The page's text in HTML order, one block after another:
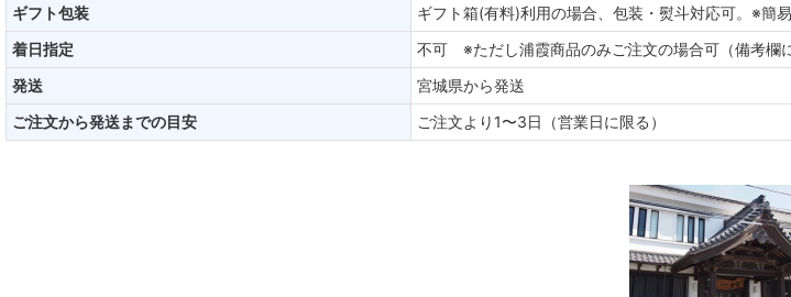
ギフト包装
ギフト箱(有料)利用の場合、包装・熨斗対応可。※簡
着日指定
不可 ※ただし浦霞商品のみご注文の場合可（備考欄
発送
宮城県から発送
ご注文から発送までの目安
ご注文より1〜3日（営業日に限る）